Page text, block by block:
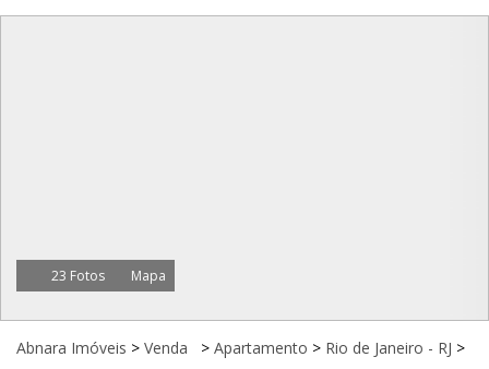
23 Fotos Mapa
Abnara Imóveis > Venda > Apartamento > Rio de Janeiro - RJ >